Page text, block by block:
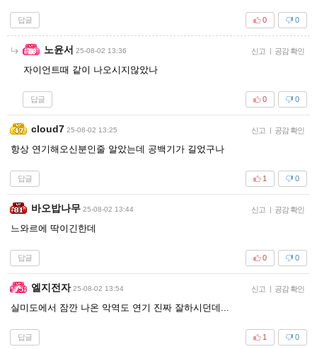
답글 0
0
노윤서 25-08-02 13:36 신고 | 공감 확인
자이언트때 같이 나오시지않았나
답글 0
0
cloud7 25-08-02 13:25 신고 | 공감 확인
항상 연기해오신분인줄 알았는데 공백기가 길었구나
답글 0
1
바오밥나무 25-08-02 13:44 신고 | 공감 확인
느와르에 딱이긴한데
답글 0
0
엘지전자 25-08-02 13:54 신고 | 공감 확인
실미도에서 잠깐 나온 악역도 연기 진짜 잘하시던데...
답글 0
1